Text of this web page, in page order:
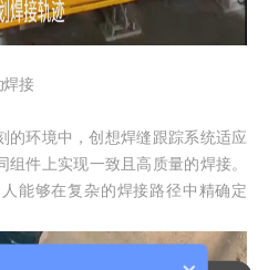
接
环境中，创想焊缝跟踪系统适应
件上实现一致且高质量的焊接。
能够在复杂的焊接路径中精确定